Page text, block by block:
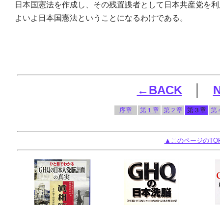
日本国憲法を作成し、その残置諜者として日本共産党を
よいよ日本国憲法ということになるわけである。
←BACK│
序章 第１章 第２章 第３章 第
▲このページの